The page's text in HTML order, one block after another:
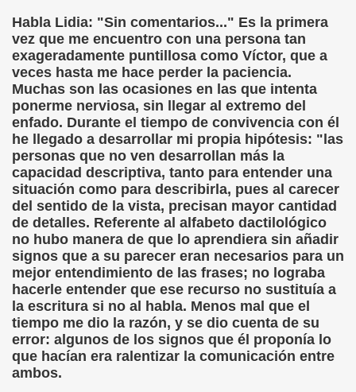
Habla Lidia: "Sin comentarios..." Es la primera
vez que me encuentro con una persona tan
exageradamente puntillosa como Víctor, que a
veces hasta me hace perder la paciencia.
Muchas son las ocasiones en las que intenta
ponerme nerviosa, sin llegar al extremo del
enfado. Durante el tiempo de convivencia con él
he llegado a desarrollar mi propia hipótesis: "las
personas que no ven desarrollan más la
capacidad descriptiva, tanto para entender una
situación como para describirla, pues al carecer
del sentido de la vista, precisan mayor cantidad
de detalles. Referente al alfabeto dactilológico
no hubo manera de que lo aprendiera sin añadir
signos que a su parecer eran necesarios para un
mejor entendimiento de las frases; no lograba
hacerle entender que ese recurso no sustituía a
la escritura si no al habla. Menos mal que el
tiempo me dio la razón, y se dio cuenta de su
error: algunos de los signos que él proponía lo
que hacían era ralentizar la comunicación entre
ambos.
Colodrero y Ángel Treviño)
García Pavón)
Clarín)
Rojas González)
Casino)